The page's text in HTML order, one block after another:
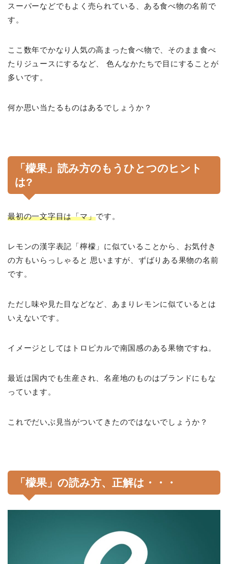
スーパーなどでもよく売られている、ある食べ物の名前で
す。
ここ数年でかなり人気の高まった食べ物で、そのまま食べ
たりジュースにするなど、 色んなかたちで目にすることが
多いです。
何か思い当たるものはあるでしょうか？
「檬果」読み方のもうひとつのヒント
は?
最初の一文字目は「マ」です。
レモンの漢字表記「檸檬」に似ていることから、お気付き
の方もいらっしゃると 思いますが、ずばりある果物の名前
です。
ただし味や見た目などなど、あまりレモンに似ているとは
いえないです。
イメージとしてはトロピカルで南国感のある果物ですね。
最近は国内でも生産され、名産地のものはブランドにもな
っています。
これでだいぶ見当がついてきたのではないでしょうか？
「檬果」の読み方、正解は・・・